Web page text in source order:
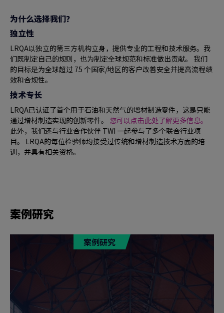
为什么选择我们？
独立性
LRQA以独立的第三方机构立身，提供专业的工程和技术服务。我
们既制定自己的规则，也为制定全球规范和标准做出贡献。 我们
的目标是为全球超过 75 个国家/地区的客户改善安全并提高流程绩
效和合规性。
技术专长
LRQA已认证了首个用于石油和天然气的增材制造零件，这是只能
通过增材制造实现的创新零件。 您可以点击此处了解更多信息。
此外，我们还与行业合作伙伴 TWI 一起参与了多个联合行业项
目。 LRQA的每位检验师均接受过传统和增材制造技术方面的培
训，并具有相关资格。
案例研究
案例研究